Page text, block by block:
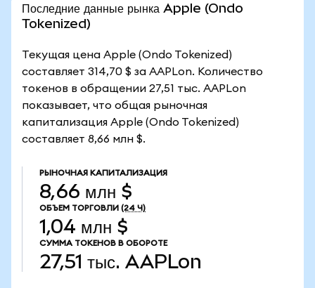
Последние данные рынка Apple (Ondo
Tokenized)
Текущая цена Apple (Ondo Tokenized)
составляет 314,70 $ за AAPLon. Количество
токенов в обращении 27,51 тыс. AAPLon
показывает, что общая рыночная
капитализация Apple (Ondo Tokenized)
составляет 8,66 млн $.
РЫНОЧНАЯ КАПИТАЛИЗАЦИЯ
8,66 млн $
ОБЪЕМ ТОРГОВЛИ (24 Ч)
1,04 млн $
СУММА ТОКЕНОВ В ОБОРОТЕ
27,51 тыс. AAPLon